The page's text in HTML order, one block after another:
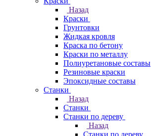
Назад
Краски
Грунтовки
Жидкая кровля
Краска по бетону
Краски по металлу
Полиуретановые составы
Резиновые краски
Эпоксидные составы
Станки
Назад
Станки
Станки по дереву
Назад
Станки по дереву